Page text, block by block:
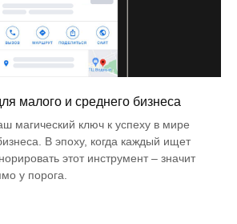
малого и среднего бизнеса
магический ключ к успеху в мире
В эпоху, когда каждый ищет
этот инструмент – значит
у порога.